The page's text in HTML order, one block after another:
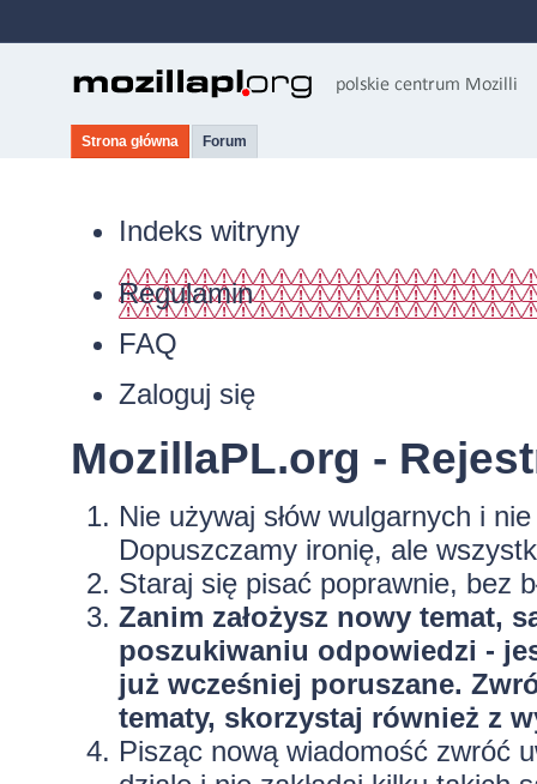
Strona główna Forum
Indeks witryny
Regulamin
FAQ
Zaloguj się
MozillaPL.org -
Nie używaj słów wulgarnych i
Dopuszczamy ironię, ale
Staraj się pisać poprawnie, bez
Zanim założysz nowy temat,
poszukiwaniu odpowiedzi -
już wcześniej poruszane.
tematy, skorzystaj również z
Pisząc nową wiadomość zwróć